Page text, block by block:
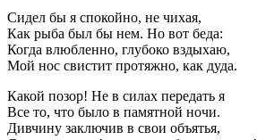
Сидел бы я спокойно, не чихая,
Как рыба был бы нем. Но вот беда:
Когда влюбленно, глубоко вздыхаю,
Мой нос свистит протяжно, как дуда.
Какой позор! Не в силах передать я
Все то, что было в памятной ночи.
Дивчину заключив в свои объятья,